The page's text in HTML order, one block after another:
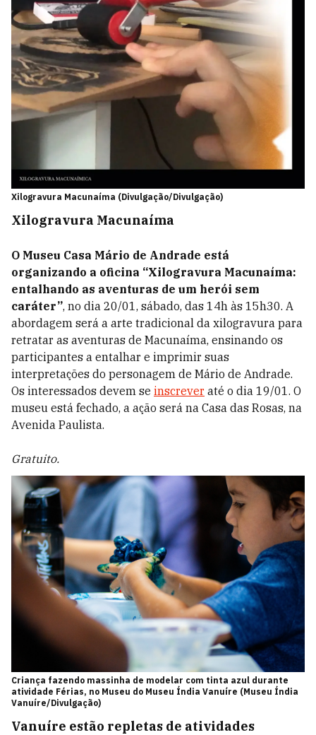
Xilogravura Macunaíma (Divulgação/Divulgação)
Xilogravura Macunaíma
O Museu Casa Mário de Andrade está
organizando a oficina “Xilogravura Macunaíma:
entalhando as aventuras de um herói sem
caráter”, no dia 20/01, sábado, das 14h às 15h30. A
abordagem será a arte tradicional da xilogravura para
retratar as aventuras de Macunaíma, ensinando os
participantes a entalhar e imprimir suas
interpretações do personagem de Mário de Andrade.
Os interessados devem se inscrever até o dia 19/01. O
museu está fechado, a ação será na Casa das Rosas, na
Avenida Paulista.
Gratuito.
Criança fazendo massinha de modelar com tinta azul durante
atividade Férias, no Museu do Museu Índia Vanuíre (Museu Índia
Vanuíre/Divulgação)
Vanuíre estão repletas de atividades